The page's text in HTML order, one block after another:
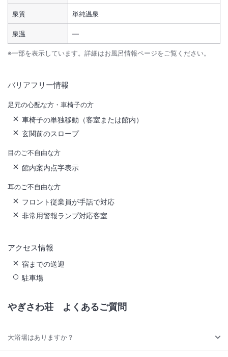
泉質 単純温泉
泉温 ―
※一部を表示しています。詳細はお風呂情報ページをご覧ください。
バリアフリー情報
足元の心配な方・車椅子の方
車椅子の単独移動（客室または館内）
玄関前のスロープ
目のご不自由な方
館内案内点字表示
耳のご不自由な方
フロント従業員が手話で対応
非常用警報ランプ対応客室
アクセス情報
宿までの送迎
駐車場
やぎさわ荘 よくあるご質問
大浴場はありますか？